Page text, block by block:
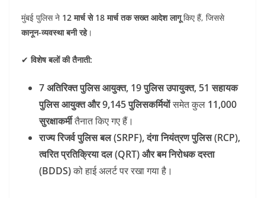
मुंबई पुलिस ने 12 मार्च से 18 मार्च तक सख्त आदेश लागूकिए हैं, जिससे
कानून-व्यवस्था बनी रहे।
✔विशेष बलों की तैनाती:
7 अतिरिक्त पुलिस आयुक्त, 19 पुलिस उपायुक्त, 51 सहायक
पुलिस आयुक्त और 9,145 पुलिसकर्मियोंसमेत कुल 11,000
सुरक्षाकर्मीतैनात किए गए हैं।
राज्य रिजर्व पुलिस बल (SRPF), दंगा नियंत्रण पुलिस (RCP),
त्वरित प्रतिक्रिया दल (QRT) और बम निरोधक दस्ता
(BDDS)को हाई अलर्ट पर रखा गया है।